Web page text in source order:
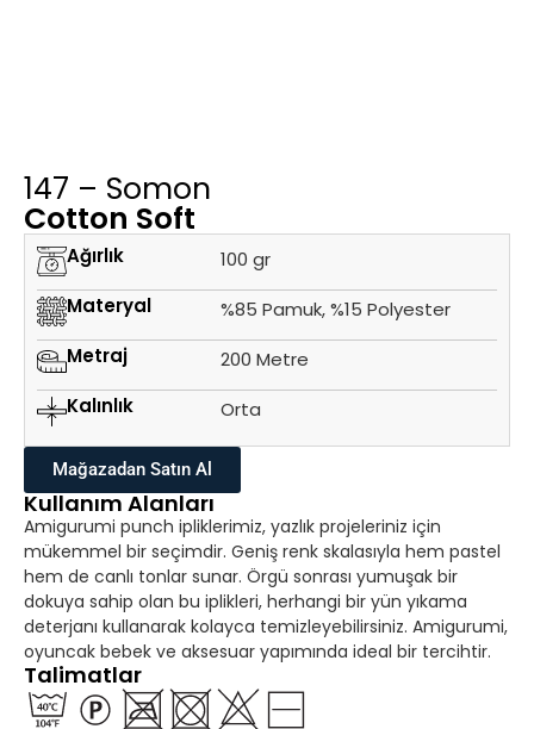
147 – Somon
Cotton Soft
Ağırlık
100 gr
Materyal
%85 Pamuk, %15 Polyester
Metraj
200 Metre
Kalınlık
Orta
Mağazadan Satın Al
Kullanım Alanları
Amigurumi punch ipliklerimiz, yazlık projeleriniz için
mükemmel bir seçimdir. Geniş renk skalasıyla hem pastel
hem de canlı tonlar sunar. Örgü sonrası yumuşak bir
dokuya sahip olan bu iplikleri, herhangi bir yün yıkama
deterjanı kullanarak kolayca temizleyebilirsiniz. Amigurumi,
oyuncak bebek ve aksesuar yapımında ideal bir tercihtir.
Talimatlar